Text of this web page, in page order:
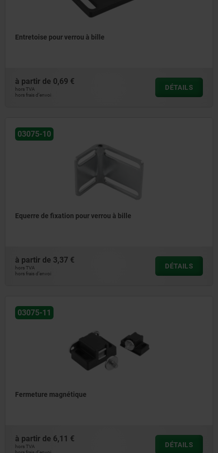
Entretoise pour verrou à bille
à partir de 0,69 €
hors TVA
hors frais d’envoi
DÉTAILS
03075-10
Equerre de fixation pour verrou à bille
à partir de 3,37 €
hors TVA
hors frais d’envoi
DÉTAILS
03075-11
Fermeture magnétique
à partir de 6,11 €
hors TVA
DÉTAILS